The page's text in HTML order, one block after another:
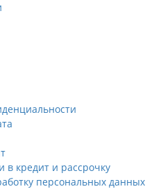
в кредит и рассрочку
персональных данных